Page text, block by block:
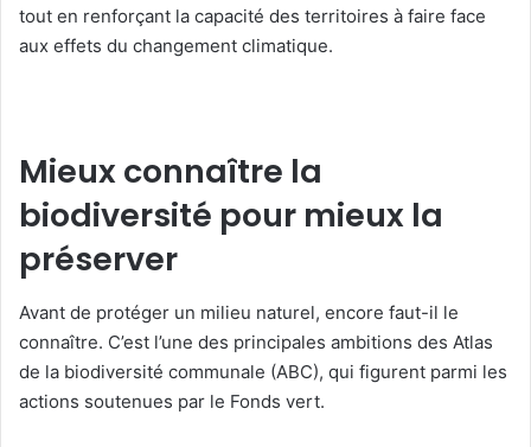
tout en renforçant la capacité des territoires à faire face
aux effets du changement climatique.
Mieux connaître la
biodiversité pour mieux la
préserver
Avant de protéger un milieu naturel, encore faut-il le
connaître. C’est l’une des principales ambitions des Atlas
de la biodiversité communale (ABC), qui figurent parmi les
actions soutenues par le Fonds vert.